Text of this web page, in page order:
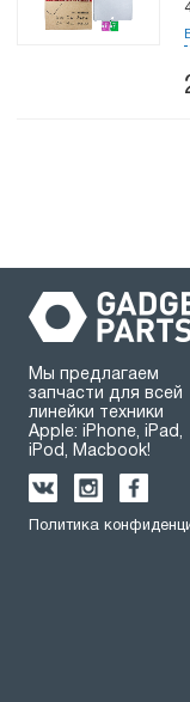
Мы предлагаем
запчасти для всей
линейки техники
Apple: iPhone, iPad,
iPod, Macbook!
Политика